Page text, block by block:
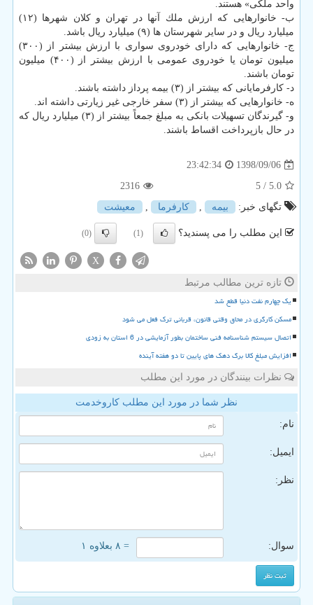
واحد ملكی» هستند.
ب- خانوارهایی كه ارزش ملك آنها در تهران و كلان شهرها (۱۲)
میلیارد ریال و در سایر شهرستان ها (۹) میلیارد ریال باشد.
ج- خانوارهایی كه دارای خودروی سواری با ارزش بیشتر از (۳۰۰)
میلیون تومان یا خودروی عمومی با ارزش بیشتر از (۴۰۰) میلیون
تومان باشند.
د- كارفرمایانی كه بیشتر از (۳) بیمه پرداز داشته باشند.
ه- خانوارهایی كه بیشتر از (۳) سفر خارجی غیر زیارتی داشته اند.
و- گیرندگان تسهیلات بانكی به مبلغ جمعاً بیشتر از (۳) میلیارد ریال كه
در حال بازپرداخت اقساط باشند.
1398/09/06
23:42:34
5.0
/ 5
2316
تگهای خبر:
بیمه , كارفرما , معیشت
این مطلب را می پسندید؟ (1)
(0)
X
تازه ترین مطالب مرتبط
یک چهارم نفت دنیا قطع شد
مسکن کارگری در محاق وقتی قانون، قربانی ترک فعل می شود
اتصال سیستم شناسنامه فنی ساختمان بطور آزمایشی در 6 استان به زودی
افزایش مبلغ کالا برگ دهک های پایین تا دو هفته آینده
نظرات بینندگان در مورد این مطلب
نظر شما در مورد این مطلب کاروخدمت
نام:
ایمیل:
نظر:
سوال: = ۸ بعلاوه ۱